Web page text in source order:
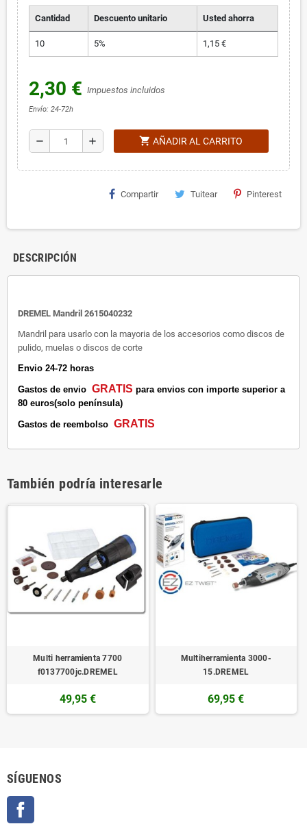
Cantidad Descuento unitario Usted ahorra
10 5% 1,15 €
2,30 € Impuestos incluidos
Envío: 24-72h
remove add shopping_cart AÑADIR AL CARRITO
Compartir Tuitear Pinterest
DESCRIPCIÓN
DREMEL Mandril 2615040232
Mandril para usarlo con la mayoria de los accesorios como discos de
pulido, muelas o discos de corte
Envio 24-72 horas
Gastos de envio GRATIS para envios con importe superior a
80 euros(solo península)
Gastos de reembolso GRATIS
También podría interesarle
Multi herramienta 7700
f0137700jc.DREMEL
49,95 €
Multiherramienta 3000-
15.DREMEL
69,95 €
SÍGUENOS